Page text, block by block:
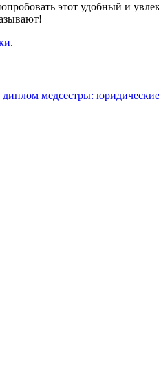
этот удобный и
.
диплом медсестры: